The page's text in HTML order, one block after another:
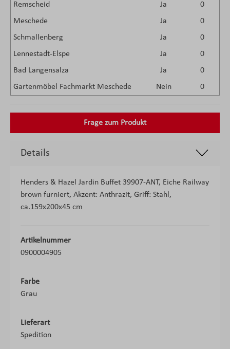
Remscheid Ja
0
Meschede
Ja
0
Schmallenberg
Ja
0
Lennestadt-Elspe
Ja
0
Bad Langensalza
Ja
0
Gartenmöbel Fachmarkt Meschede
Nein 0
Frage zum Produkt
Details
Henders & Hazel Jardin Buffet 39907-ANT, Eiche Railway
brown furniert, Akzent: Anthrazit, Griff: Stahl,
ca.159x200x45 cm
Artikelnummer
0900004905
Farbe
Grau
Lieferart
Spedition